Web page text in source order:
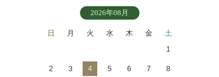
2026年08月
日 月 火 水 木 金
土
1
2 3 4 5 6 7 8